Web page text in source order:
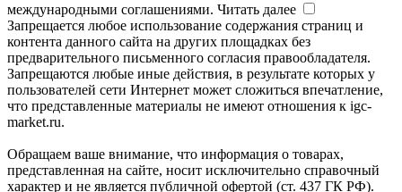
международными соглашениями. Читать далее
Запрещается любое использование содержания страниц и
контента данного сайта на других площадках без
предварительного письменного согласия правообладателя.
Запрещаются любые иные действия, в результате которых у
пользователей сети Интернет может сложиться впечатление,
что представленные материалы не имеют отношения к igc-
market.ru.
Обращаем ваше внимание, что информация о товарах,
представленная на сайте, носит исключительно справочный
характер и не является публичной офертой (ст. 437 ГК РФ).